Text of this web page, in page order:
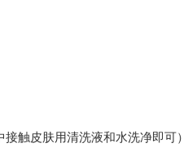
触皮肤用清洗液和水洗净即可）